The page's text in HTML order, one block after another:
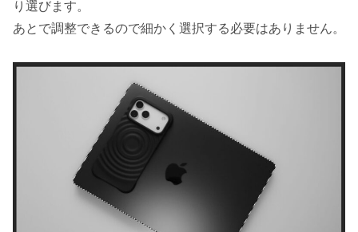
り選びます。
あとで調整できるので細かく選択する必要はありません。